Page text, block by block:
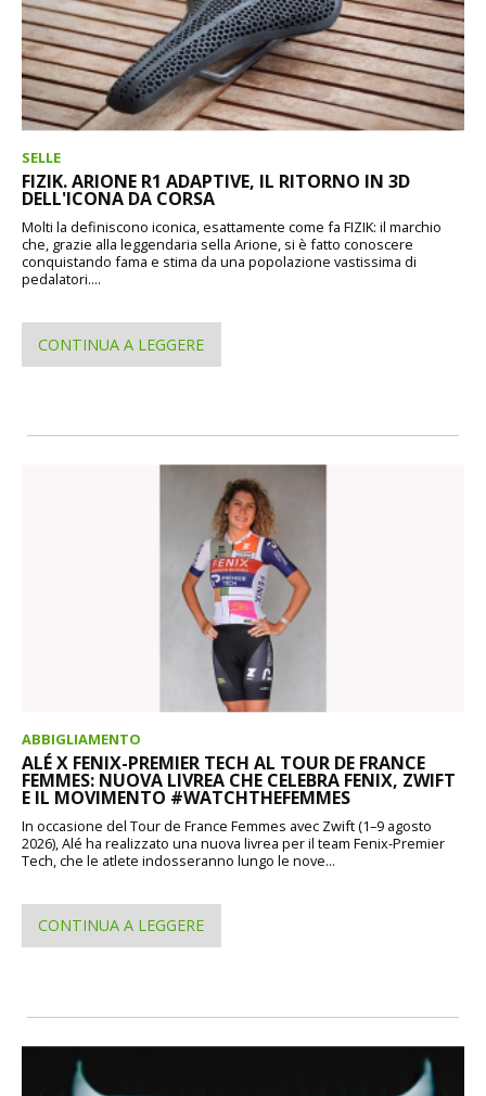
SELLE
FIZIK. ARIONE R1 ADAPTIVE, IL RITORNO IN 3D
DELL'ICONA DA CORSA
Molti la definiscono iconica, esattamente come fa FIZIK: il marchio
che, grazie alla leggendaria sella Arione, si è fatto conoscere
conquistando fama e stima da una popolazione vastissima di
pedalatori....
CONTINUA A LEGGERE
ABBIGLIAMENTO
ALÉ X FENIX-PREMIER TECH AL TOUR DE FRANCE
FEMMES: NUOVA LIVREA CHE CELEBRA FENIX, ZWIFT
E IL MOVIMENTO #WATCHTHEFEMMES
In occasione del Tour de France Femmes avec Zwift (1–9 agosto
2026), Alé ha realizzato una nuova livrea per il team Fenix-Premier
Tech, che le atlete indosseranno lungo le nove...
CONTINUA A LEGGERE